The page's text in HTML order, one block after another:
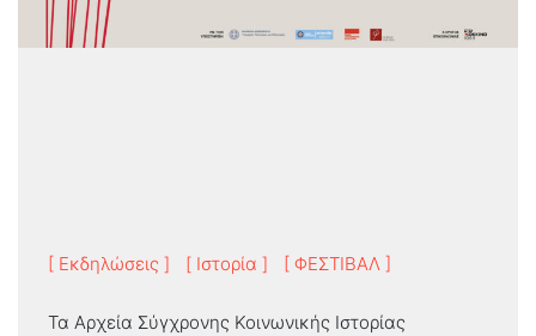
[ Εκδηλώσεις ] [ Ιστορία ] [ ΦΕΣΤΙΒΑΛ ]
Τα Αρχεία Σύγχρονης Κοινωνικής Ιστορίας